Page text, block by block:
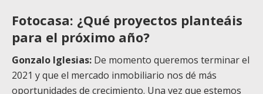
Fotocasa: ¿Qué proyectos planteáis
para el próximo año?
Gonzalo Iglesias: De momento queremos terminar el
2021 y que el mercado inmobiliario nos dé más
oportunidades de crecimiento. Una vez que estemos